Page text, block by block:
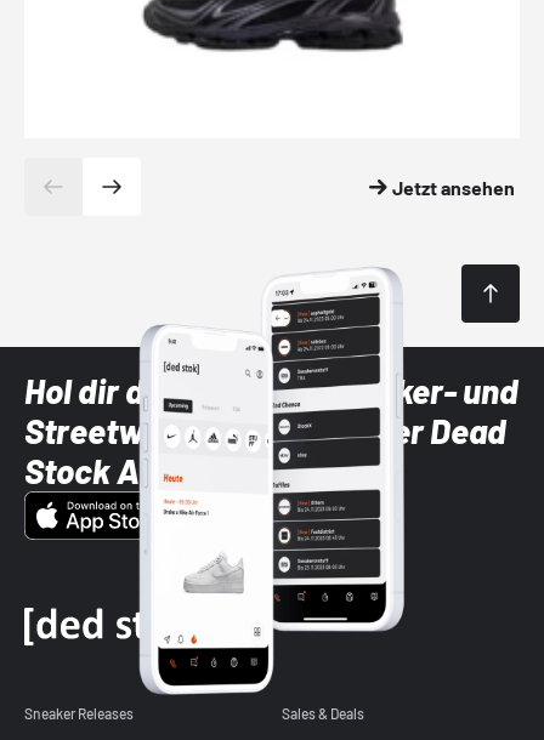
Jetzt ansehen
Hol dir die neuesten Sneaker- und
Streetwear-Brands mit der Dead
Stock App
Sneaker Releases Sales & Deals